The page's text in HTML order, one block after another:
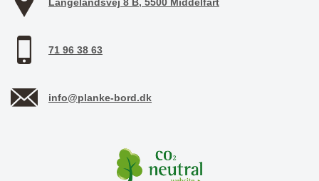
71 96 38 63
info@planke-bord.dk